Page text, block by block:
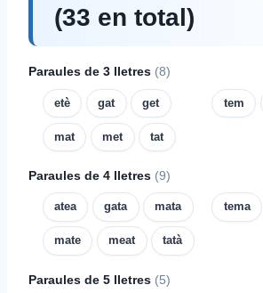
(33 en total)
Paraules de 3 lletres (8)
etè gat get
mat met tat
tem
Paraules de 4 lletres (9)
atea gata mata
mate meat tatà
tema
Paraules de 5 lletres (5)